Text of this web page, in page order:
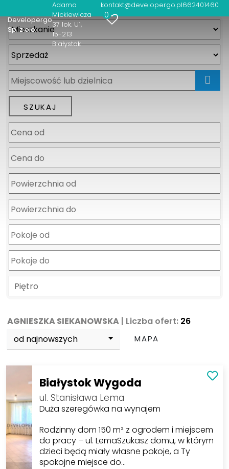
Developergo
Sp. z o.o.
Adama
Mickiewicza
37 lok. U1
15-213
Białystok
kontakt@developergo.pl662401460
0
Piętro
AGNIESZKA SIEKANOWSKA | Liczba ofert: 26
od najnowszych
MAPA
Białystok Wygoda
ul. Stanisława Lema
Duża szeregówka na wynajem
Rodzinny dom 150 m² z ogrodem i miejscem
do pracy – ul. LemaSzukasz domu, w którym
dzieci będą miały własne pokoje, a Ty
spokojne miejsce do…